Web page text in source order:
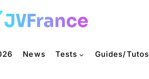
News Tests Guides/Tutos